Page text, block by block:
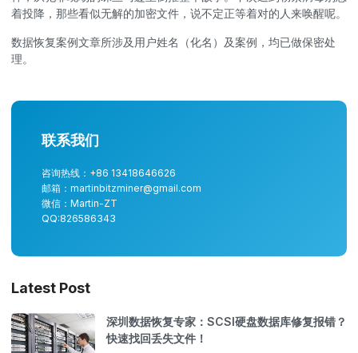
着投降，那些看似无解的加密文件，说不定正等着对的人来唤醒呢。
数据恢复案例文章所涉及用户姓名（化名）及案例，均已做保密处
理。
联系我们
咨询热线：+86 13418646626
邮箱：martinbitzminer@gmail.com
微信：Martin-ZT
QQ:826586343
Latest Post
深圳数据恢复专家：SCSI硬盘数据库修复报错？
快速找回丢失文件！